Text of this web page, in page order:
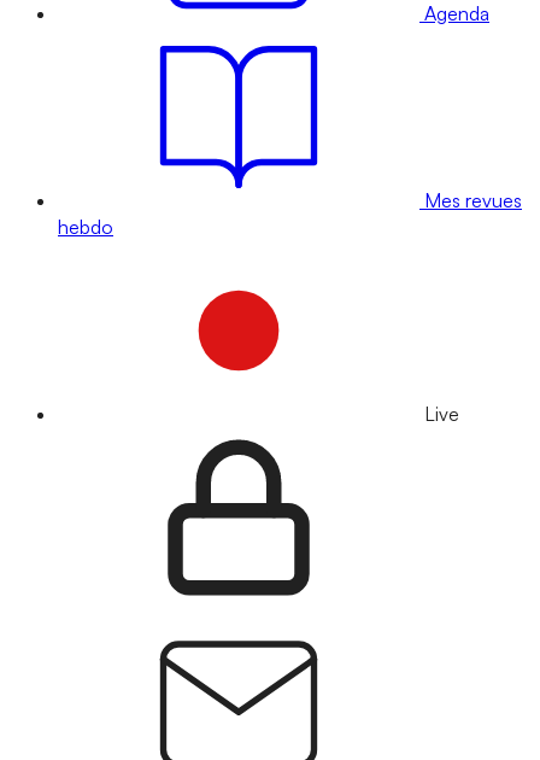
Agenda
Mes revues
hebdo
Live